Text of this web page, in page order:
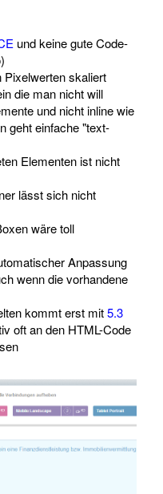
und keine gute Code-
skaliert
die man nicht will
und nicht inline wie
geht einfache "text-
Elementen ist nicht
lässt sich nicht
wäre toll
Anpassung
wenn die vorhandene
kommt erst mit5.3
oft an den HTML-Code